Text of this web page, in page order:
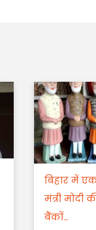
बिहार में
मंत्री मोदी
बैंकों...